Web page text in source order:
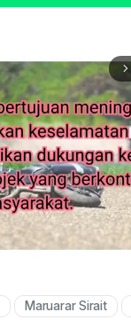
arrow_forward_ios
Maruarar Sirait